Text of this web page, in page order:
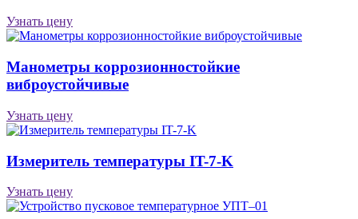
Узнать цену
Манометры коррозионностойкие
виброустойчивые
Узнать цену
Измеритель температуры IT-7-K
Узнать цену